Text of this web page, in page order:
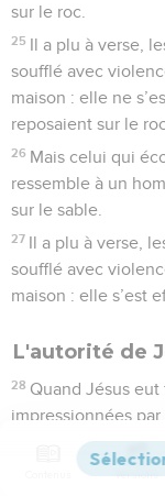
sur le roc.
25 Il a plu à verse,
soufflé avec
maison : elle ne
reposaient sur le roc.
26 Mais celui qui
ressemble à un
sur le sable.
27 Il a plu à verse,
soufflé avec
maison : elle s’est
L'autorité de
28 Quand Jésus
impressionnées
Car il parlait
*spécialistes de la
Versions